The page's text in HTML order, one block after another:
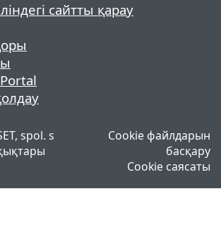
сайтты қарау
spol. s
Cookie файлдарын
басқару
Cookie саясаты